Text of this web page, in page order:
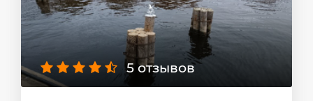
5 отзывов